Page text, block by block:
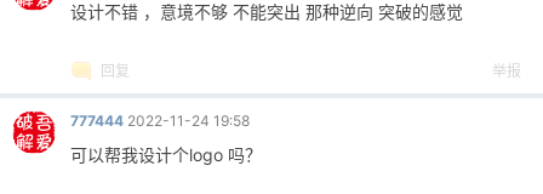
设计不错 ，意境不够 不能突出 那种逆向 突破的感觉
回复 举报
777444 2022-11-24 19:58
可以帮我设计个logo 吗？